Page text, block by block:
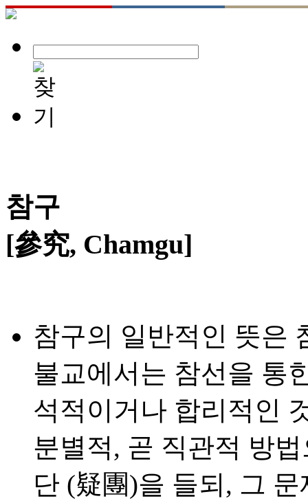
참구
[參究, Chamgu]
참구의 일반적인 뜻은
불교에서는 참선을 통
석적이거나 합리적인
분별적, 곧 직관적 방
단 (疑團)을 들되, 그